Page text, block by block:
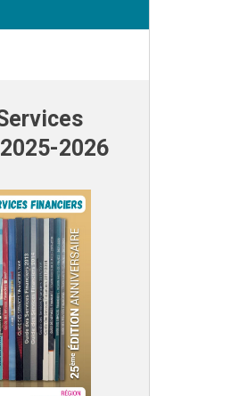
2026